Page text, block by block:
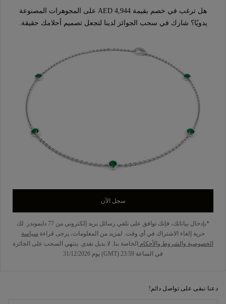
هل ترغب في خصم بقيمة AED 4,944 على المجوهرات المصنوعة
يدويًا؟ شارك في سحب الجوائز لدينا لتجعل تصميم أحلامك حقيقة.
سجل الآن
*بإدخال بياناتك، فإنك توافق على تلقي رسائل بريد إلكتروني من 77 دايموندز. لك
حرية إلغاء الاشتراك في أي وقت. لمزيد من المعلومات، يرجى قراءة سياسة
الخصوصية والشروط والأحكام الخاصة بنا. لا بديل نقدي. ينتهي السحب على الجائزة
في الساعة 23:59 (GMT) يوم 31/12/2026
دعنا نبقى على تواصل دائم!